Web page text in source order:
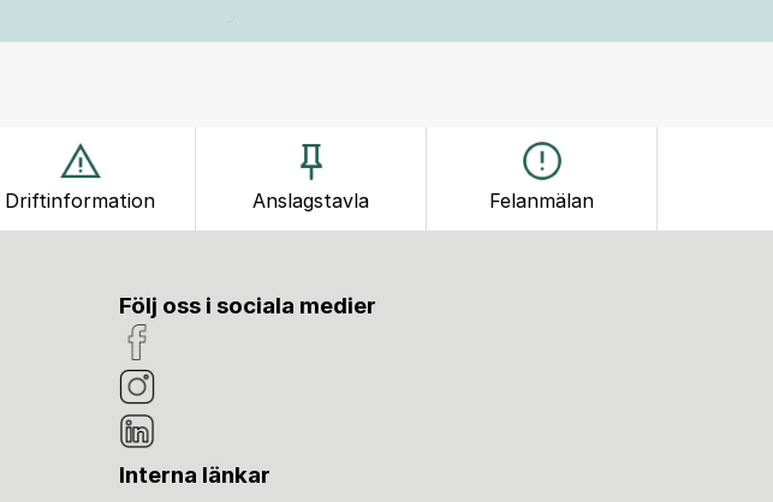
Driftinformation Anslagstavla Felanmälan
Följ oss i sociala medier
Interna länkar